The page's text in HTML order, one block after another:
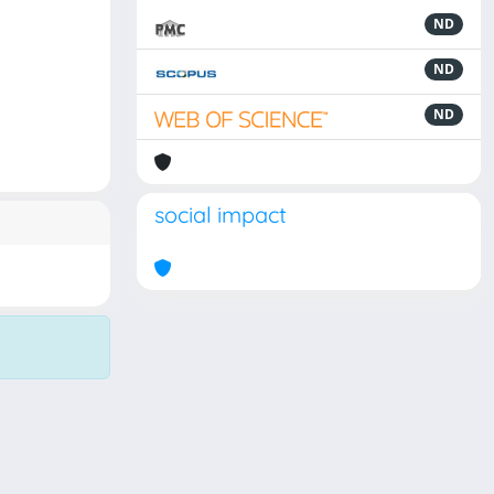
ND
ND
ND
social impact